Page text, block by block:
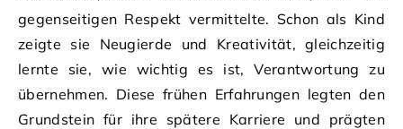
gegenseitigen Respekt vermittelte. Schon als Kind
zeigte sie Neugierde und Kreativität, gleichzeitig
lernte sie, wie wichtig es ist, Verantwortung zu
übernehmen. Diese frühen Erfahrungen legten den
Grundstein für ihre spätere Karriere und prägten